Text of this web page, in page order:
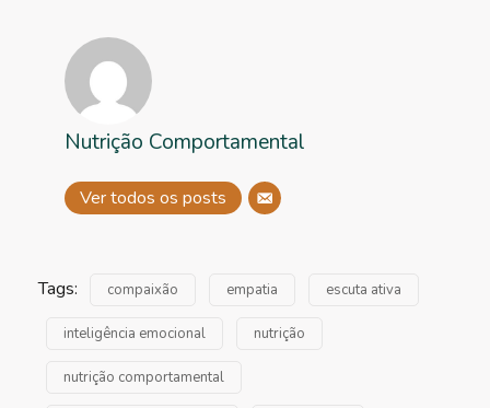
Nutrição Comportamental
Ver todos os posts
Tags: compaixão empatia escuta ativa
inteligência emocional nutrição
nutrição comportamental